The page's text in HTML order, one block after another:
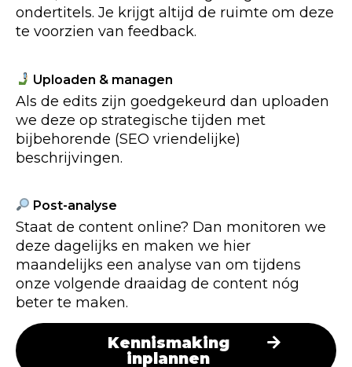
ondertitels. Je krijgt altijd de ruimte om deze
te voorzien van feedback.
Uploaden & managen
Als de edits zijn goedgekeurd dan uploaden
we deze op strategische tijden met
bijbehorende (SEO vriendelijke)
beschrijvingen.
Post-analyse
Staat de content online? Dan monitoren we
deze dagelijks en maken we hier
maandelijks een analyse van om tijdens
onze volgende draaidag de content nóg
beter te maken.
Kennismaking
inplannen